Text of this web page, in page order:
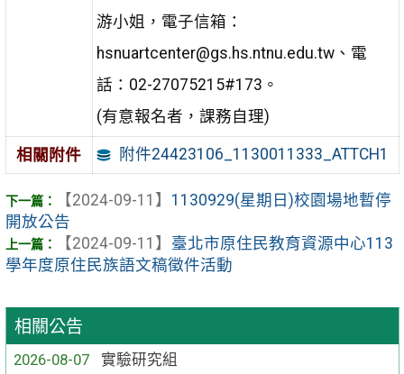
相關公告
2026-08-07
實驗研究組
游小姐，電子信箱：
hsnuartcenter@gs.hs.ntnu.edu.tw、電
話：02-27075215#173。
(有意報名者，課務自理)
相關附件 附件24423106_1130011333_ATTCH1
【2024-09-11】 1130929(星期日)校園場地暫停
開放公告
【2024-09-11】 臺北市原住民教育資源中心113
學年度原住民族語文稿徵件活動